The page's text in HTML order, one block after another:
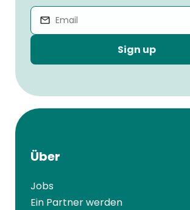
Sign up
Über
Jobs
Ein Partner werden